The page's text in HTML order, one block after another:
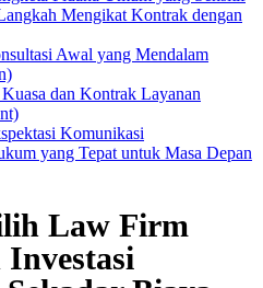
Mengikat Kontrak dengan
Awal yang Mendalam
dan Kontrak Layanan
Komunikasi
yang Tepat untuk Masa Depan
Law Firm